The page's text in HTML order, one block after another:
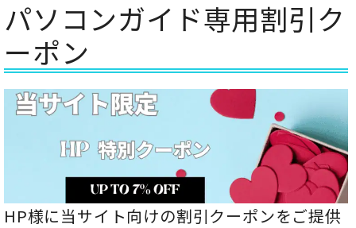
パソコンガイド専用割引ク
ーポン
HP様に当サイト向けの割引クーポンをご提供